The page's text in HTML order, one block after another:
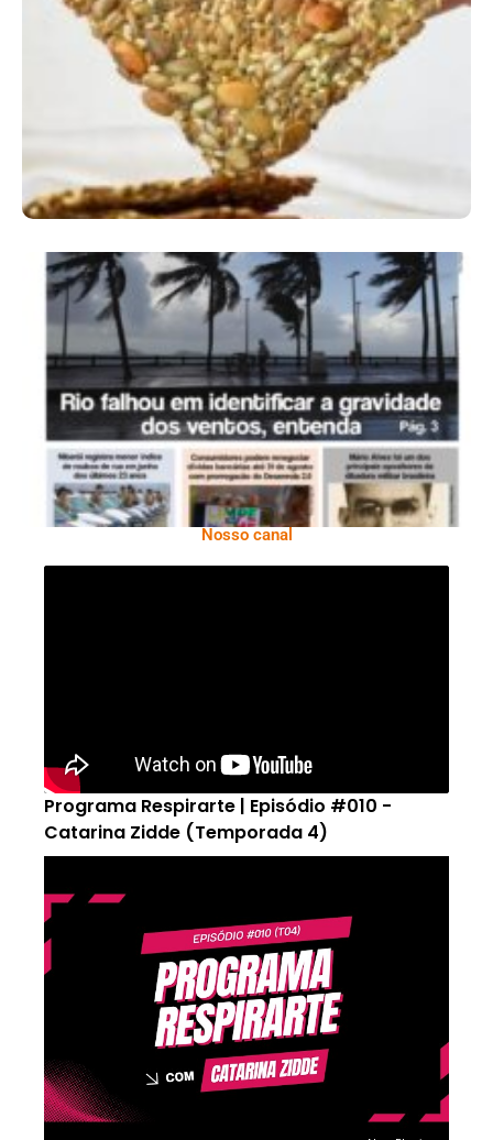
Comer Bem: Cracker De Sementes
Ano X – Número 366 01 A 07 De Agosto De
2026
Nosso canal
Programa Respirarte | Episódio #010 -
Catarina Zidde (Temporada 4)